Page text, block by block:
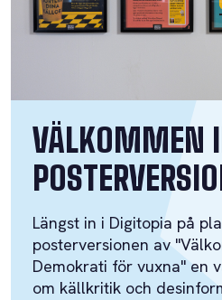
VÄLKOMMEN
Längst in i Digitopia på
posterversionen av
Demokrati för vuxna" en
om källkritik och